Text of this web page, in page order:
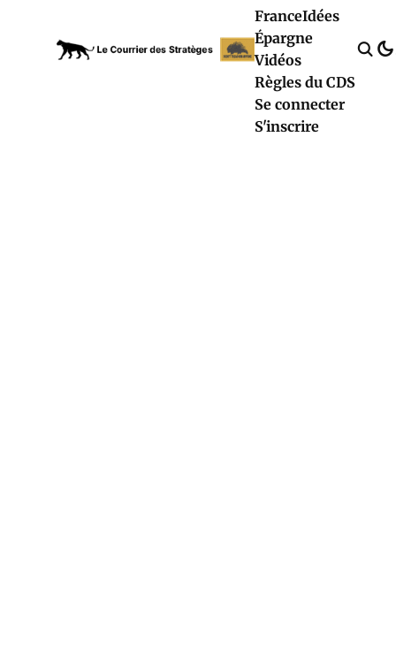
FranceIdées
Épargne
Vidéos
Règles du CDS
Se connecter
S'inscrire